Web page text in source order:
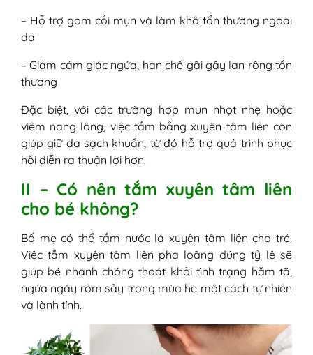
– Hỗ trợ gom cồi mụn và làm khô tổn thương ngoài
da
– Giảm cảm giác ngứa, hạn chế gãi gây lan rộng tổn
thương
Đặc biệt, với các trường hợp mụn nhọt nhẹ hoặc
viêm nang lông, việc tắm bằng xuyên tâm liên còn
giúp giữ da sạch khuẩn, từ đó hỗ trợ quá trình phục
hồi diễn ra thuận lợi hơn.
II – Có nên tắm xuyên tâm liên
cho bé không?
Bố mẹ có thể tắm nước lá xuyên tâm liên cho trẻ.
Việc tắm xuyên tâm liên pha loãng đúng tỷ lệ sẽ
giúp bé nhanh chóng thoát khỏi tình trạng hăm tã,
ngứa ngáy rôm sảy trong mùa hè một cách tự nhiên
và lành tính.